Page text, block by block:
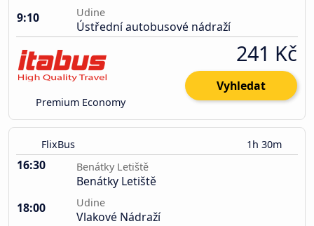
9:10
Udine
Ústřední autobusové nádraží
Premium Economy
241 Kč
Vyhledat
FlixBus 1h 30m
16:30 Benátky Letiště
Benátky Letiště
18:00
Udine
Vlakové Nádraží